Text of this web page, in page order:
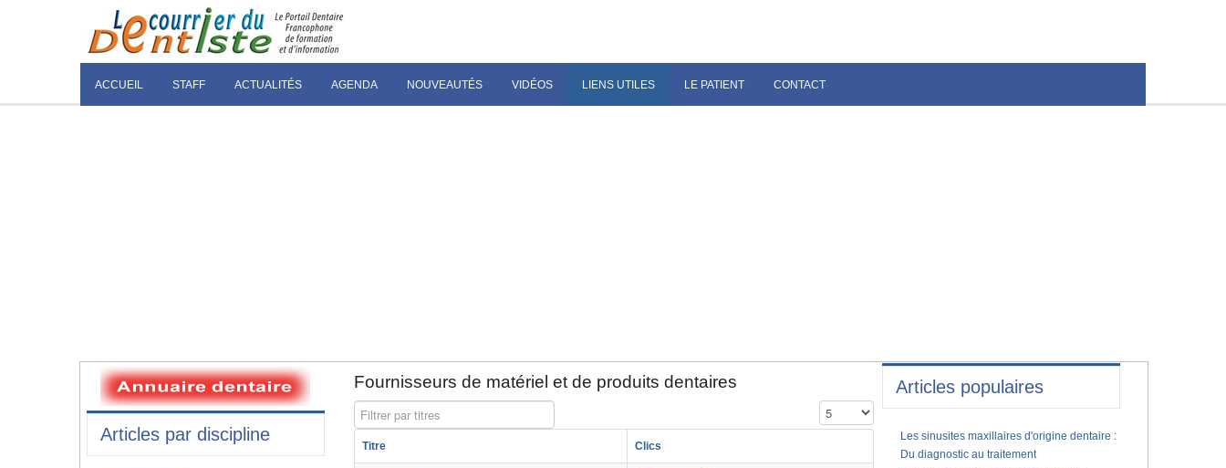
ACCUEIL STAFF ACTUALITÉS AGENDA NOUVEAUTÉS VIDÉOS LIENS UTILES LE PATIENT CONTACT
Fournisseurs de matériel et de produits dentaires
Filtrer par titres Affichage #
Titre Clics
Articles par discipline
Articles populaires
Les sinusites maxillaires d'origine dentaire :
Du diagnostic au traitement